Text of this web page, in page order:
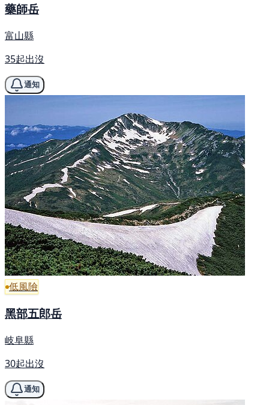
藥師岳
富山縣
35起出沒
通知
低風險
黑部五郎岳
岐阜縣
30起出沒
通知